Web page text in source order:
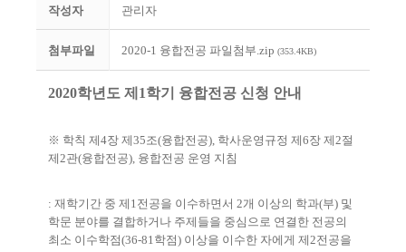
작성자 관리자
첨부파일 2020-1 융합전공 파일첨부.zip (353.4KB)
2020학년도 제 1학기 융합전공 신청 안내
※ 학칙 제4장 제35조(융합전공), 학사운영규정 제6장 제2절
제2관(융합전공), 융합전공 운영 지침
: 재학기간 중 제 1전공을 이수하면서 2개 이상의 학과(부) 및
학문 분야를 결합하거나 주제들을 중심으로 연결한 전공의
최소 이수학점(36-81학점) 이상을 이수한 자에게 제2전공을